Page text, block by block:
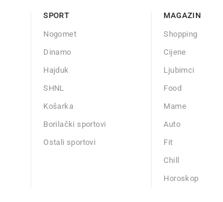
SPORT
Nogomet
Dinamo
Hajduk
SHNL
Košarka
Borilački sportovi
Ostali sportovi
MAGAZIN
Shopping
Cijene
Ljubimci
Food
Mame
Auto
Fit
Chill
Horoskop